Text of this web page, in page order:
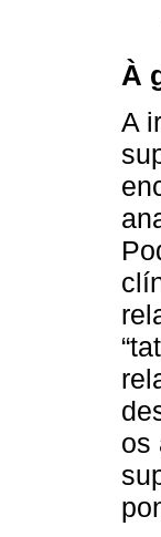
À
A
os